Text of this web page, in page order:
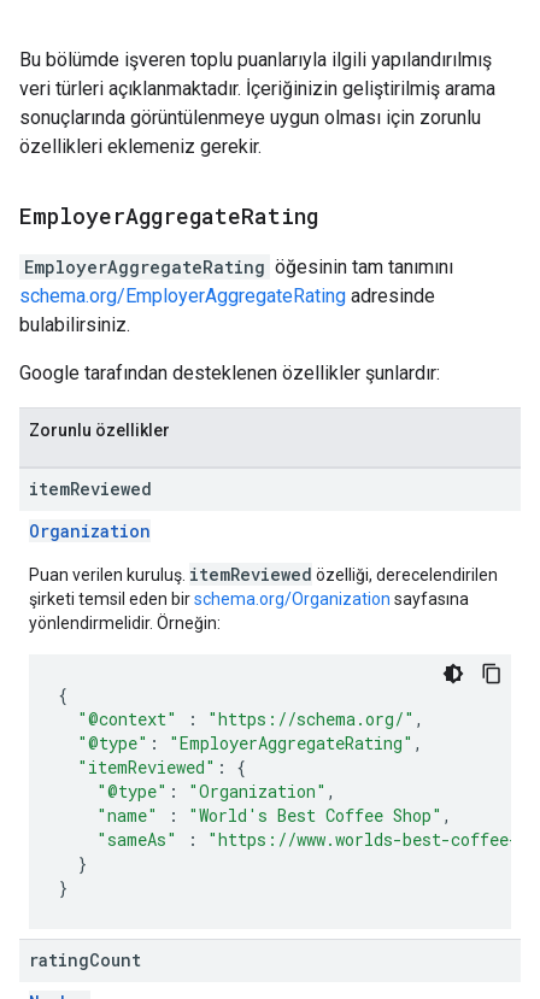
Bu bölümde işveren toplu puanlarıyla ilgili yapılandırılmış
veri türleri açıklanmaktadır. İçeriğinizin geliştirilmiş arama
sonuçlarında görüntülenmeye uygun olması için zorunlu
özellikleri eklemeniz gerekir.
EmployerAggregateRating
EmployerAggregateRating öğesinin tam tanımını
schema.org/EmployerAggregateRating adresinde
bulabilirsiniz.
Google tarafından desteklenen özellikler şunlardır:
Zorunlu özellikler
itemReviewed
Organization
Puan verilen kuruluş. itemReviewed özelliği, derecelendirilen
şirketi temsil eden birschema.org/Organization sayfasına
yönlendirmelidir. Örneğin:
{
"@context"
: "https://schema.org/" ,
"@type" : "EmployerAggregateRating" ,
"itemReviewed" :
{
"@type" : "Organization" ,
"name"
: "World's Best Coffee Shop" ,
"sameAs"
:
"https://www.worlds-best-coffee-
}
}
ratingCount